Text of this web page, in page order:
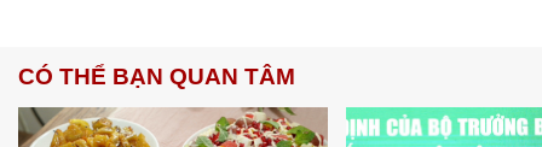
CÓ THỂ BẠN QUAN TÂM